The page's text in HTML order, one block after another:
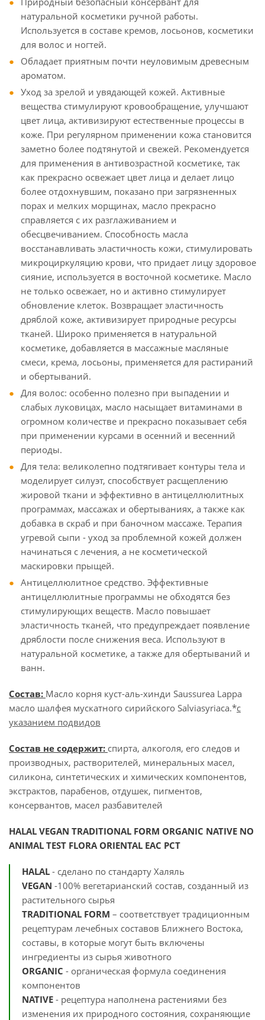
натуральной косметики ручной работы.
Используется в составе кремов, лосьонов, косметики
для волос и ногтей.
Обладает приятным почти неуловимым древесным
ароматом.
Уход за зрелой и увядающей кожей. Активные
вещества стимулируют кровообращение, улучшают
цвет лица, активизируют естественные процессы в
коже. При регулярном применении кожа становится
заметно более подтянутой и свежей. Рекомендуется
для применения в антивозрастной косметике, так
как прекрасно освежает цвет лица и делает лицо
более отдохнувшим, показано при загрязненных
порах и мелких морщинах, масло прекрасно
справляется с их разглаживанием и
обесцвечиванием. Способность масла
восстанавливать эластичность кожи, стимулировать
микроциркуляцию крови, что придает лицу здоровое
сияние, используется в восточной косметике. Масло
не только освежает, но и активно стимулирует
обновление клеток. Возвращает эластичность
дряблой коже, активизирует природные ресурсы
тканей. Широко применяется в натуральной
косметике, добавляется в массажные масляные
смеси, крема, лосьоны, применяется для растираний
и обертываний.
Для волос: особенно полезно при выпадении и
слабых луковицах, масло насыщает витаминами в
огромном количестве и прекрасно показывает себя
при применении курсами в осенний и весенний
периоды.
Для тела: великолепно подтягивает контуры тела и
моделирует силуэт, способствует расщеплению
жировой ткани и эффективно в антицеллюлитных
программах, массажах и обертываниях, а также как
добавка в скраб и при баночном массаже. Терапия
угревой сыпи - уход за проблемной кожей должен
начинаться с лечения, а не косметической
маскировки прыщей.
Антицеллюлитное средство. Эффективные
антицеллюлитные программы не обходятся без
стимулирующих веществ. Масло повышает
эластичность тканей, что предупреждает появление
дряблости после снижения веса. Используют в
натуральной косметике, а также для обертываний и
ванн.
Состав: Масло корня куст-аль-хинди Saussurea Lappa
масло шалфея мускатного сирийского Salviasyriaca.*с
указанием подвидов
Состав не содержит: спирта, алкоголя, его следов и
производных, растворителей, минеральных масел,
силикона, синтетических и химических компонентов,
экстрактов, парабенов, отдушек, пигментов,
консервантов, масел разбавителей
HALAL VEGAN TRADITIONAL FORM ORGANIC NATIVE NO
ANIMAL TEST FLORA ORIENTAL EАС РСТ
HALAL - сделано по стандарту Халяль
VEGAN -100% вегетарианский состав, созданный из
растительного сырья
TRADITIONAL FORM – соответствует традиционным
рецептурам лечебных составов Ближнего Востока,
составы, в которые могут быть включены
ингредиенты из сырья животного
ORGANIC - органическая формула соединения
компонентов
NATIVE - рецептура наполнена растениями без
изменения их природного состояния, сохраняющие